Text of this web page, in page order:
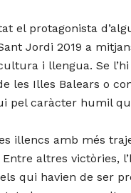
el protagonista
Jordi 2019 a
i llengua. Se
les Illes Balears o
pel caràcter humil
illencs amb més
altres victòries,
qui havien de ser